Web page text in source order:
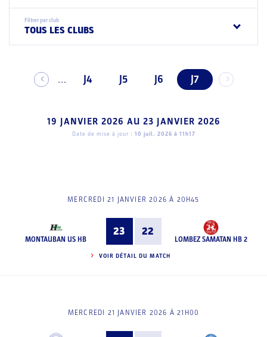
Filtrer par club
TOUS LES CLUBS
... J4 J5 J6 J7
19 JANVIER 2026 AU 23 JANVIER 2026
Date de mise à jour : 10 juil. 2026 à 11h17
MERCREDI 21 JANVIER 2026 À 20H45
MONTAUBAN US HB
23 22
LOMBEZ SAMATAN HB 2
VOIR DÉTAIL DU MATCH
MERCREDI 21 JANVIER 2026 À 21H00